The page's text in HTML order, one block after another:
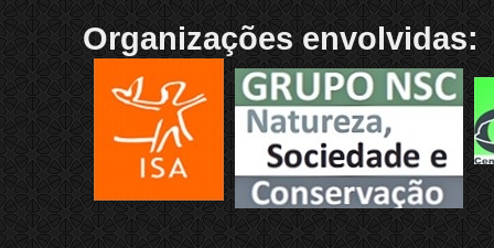
Organizações envolvidas: